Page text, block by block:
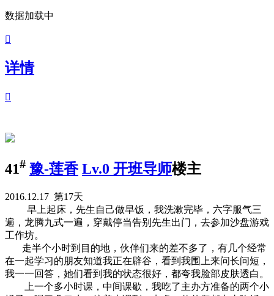
数据加载中

详情

41# 豫-莲香 Lv.0 开班导师楼主
2016.12.17 第17天
早上起床，先生自己做早饭，我洗漱完毕，六字服气三
遍，龙腾九式一遍，穿戴停当告别先生出门，去参加沙盘游戏
工作坊。
走半个小时到目的地，伙伴们来的差不多了，有几个经常
在一起学习的朋友知道我正在辟谷，看到我围上来问长问短，
我一一回答，她们看到我的状态很好，都夸我脸部皮肤透白。
上一个多小时课，中间课歇，我吃了主办方准备的两个小